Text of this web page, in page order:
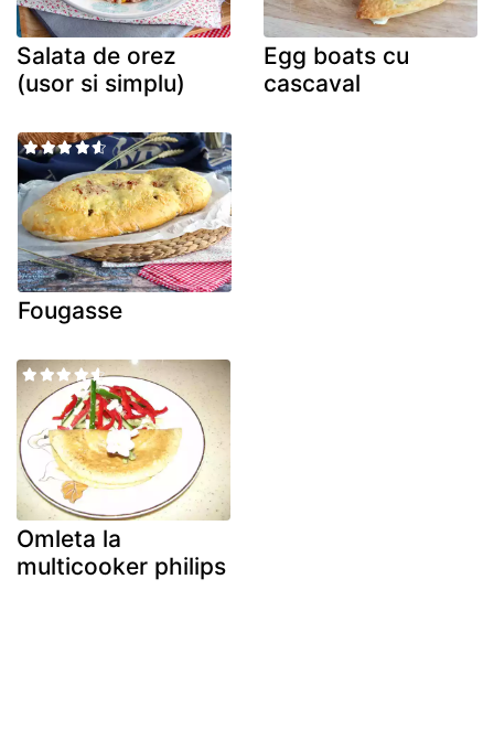
Salata de orez
(usor si simplu)
Egg boats cu
cascaval
Fougasse
Omleta la
multicooker philips